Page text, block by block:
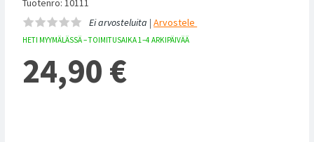
Tuotenro: 10111
Ei arvosteluita |Arvostele
HETI MYYMÄLÄSSÄ – TOIMITUSAIKA 1–4 ARKIPÄIVÄÄ
24,90 €